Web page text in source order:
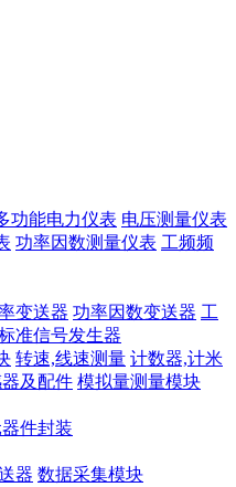
功能电力仪表 电压测量仪表
功率因数测量仪表 工频频
变送器 功率因数变送器 工
准信号发生器
转速,线速测量 计数器,计米
及配件 模拟量测量模块
件封装
器 数据采集模块